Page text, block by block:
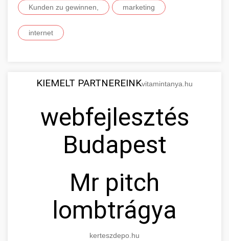
Kunden zu gewinnen, marketing
internet
KIEMELT PARTNEREINKvitamintanya.hu
webfejlesztés
Budapest
Mr pitch
lombtrágya
kerteszdepo.hu